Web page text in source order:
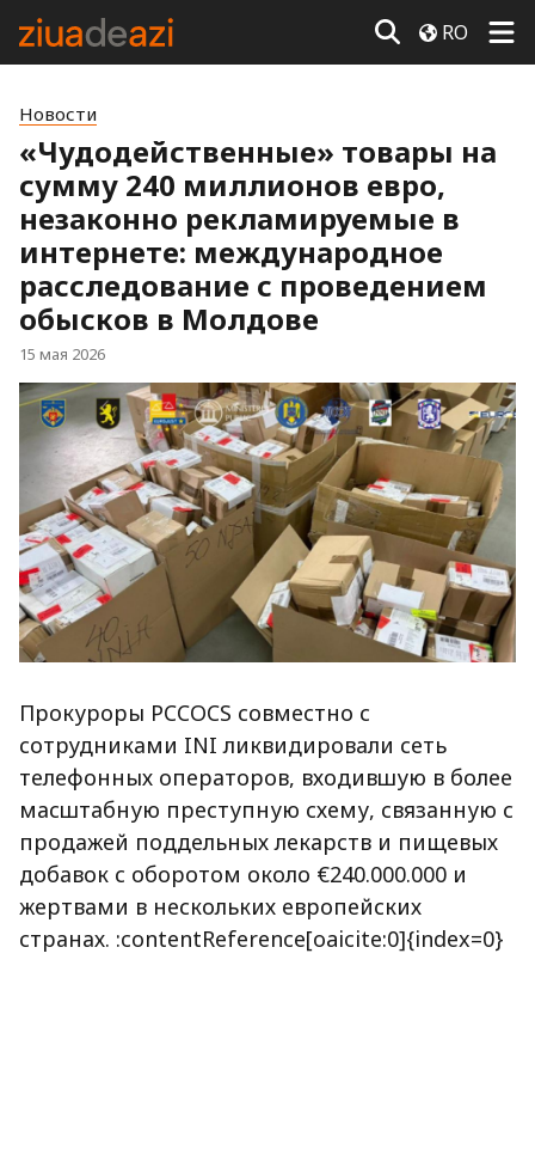
RO
Новости
«Чудодейственные» товары на
сумму 240 миллионов евро,
незаконно рекламируемые в
интернете: международное
расследование с проведением
обысков в Молдове
15 мая 2026
Прокуроры PCCOCS совместно с
сотрудниками INI ликвидировали сеть
телефонных операторов, входившую в более
масштабную преступную схему, связанную с
продажей поддельных лекарств и пищевых
добавок с оборотом около €240.000.000 и
жертвами в нескольких европейских
странах. :contentReference[oaicite:0]{index=0}